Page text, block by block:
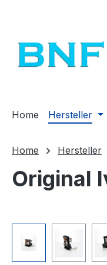
Home Hersteller
Home Hersteller
Original